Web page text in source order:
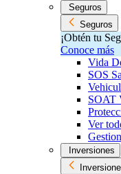
Seguros
Seguros
¡Obtén tu
Conoce más
Vida
SOS
SOAT
Ver
Inversiones